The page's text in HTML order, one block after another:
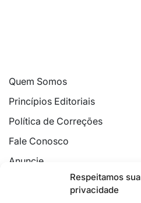
Respeitamos sua
privacidade
Quem Somos
Princípios Editoriais
Política de Correções
Fale Conosco
Anuncie
Política de Cookies